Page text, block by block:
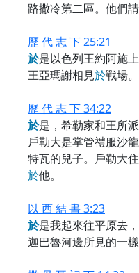
路撒冷第二區。他們
歷 代 志 下 25:21
於是以色列王約阿施
王亞瑪謝相見於戰場。
歷 代 志 下 34:22
於是，希勒家和王所
戶勒大是掌管禮服沙
特瓦的兒子。戶勒大
於他。
以 西 結 書 3:23
於是我起來往平原去
迦巴魯河邊所見的一